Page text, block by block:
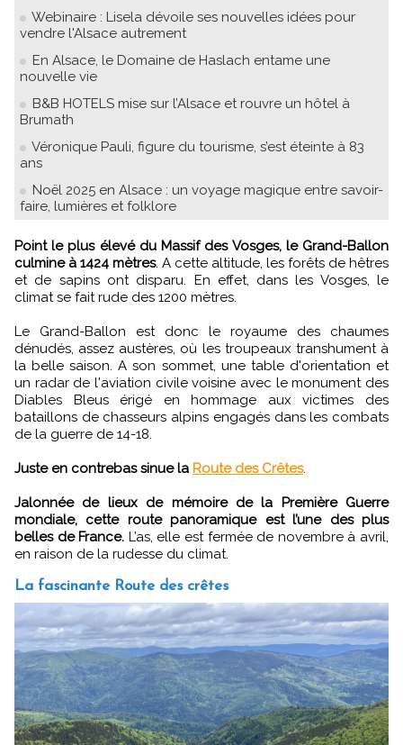
Webinaire : Lisela dévoile ses nouvelles idées pour
vendre l'Alsace autrement
En Alsace, le Domaine de Haslach entame une
nouvelle vie
B&B HOTELS mise sur l’Alsace et rouvre un hôtel à
Brumath
Véronique Pauli, figure du tourisme, s’est éteinte à 83
ans
Noël 2025 en Alsace : un voyage magique entre savoir-
faire, lumières et folklore
Point le plus élevé du Massif des Vosges, le Grand-Ballon
culmine à 1424 mètres. A cette altitude, les forêts de hêtres
et de sapins ont disparu. En effet, dans les Vosges, le
climat se fait rude des 1200 mètres.
Le Grand-Ballon est donc le royaume des chaumes
dénudés, assez austères, où les troupeaux transhument à
la belle saison. A son sommet, une table d'orientation et
un radar de l'aviation civile voisine avec le monument des
Diables Bleus érigé en hommage aux victimes des
bataillons de chasseurs alpins engagés dans les combats
de la guerre de 14-18.
Juste en contrebas sinue la Route des Crêtes.
Jalonnée de lieux de mémoire de la Première Guerre
mondiale, cette route panoramique est l’une des plus
belles de France. L’as, elle est fermée de novembre à avril,
en raison de la rudesse du climat.
La fascinante Route des crêtes